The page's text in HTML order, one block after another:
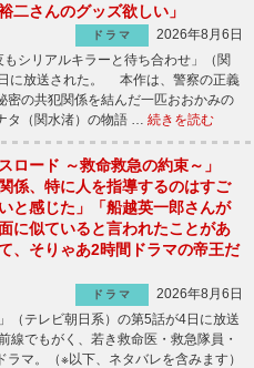
二さんのグッズ欲しい」
ドラマ
2026年8月6日
シリアルキラーと待ち合わせ」（関
に放送された。 本作は、警察の正義
密の共犯関係を結んだ一匹おおかみの
タ（関水渚）の物語 … 続きを読む
スロード ～救命救急の約束～」
関係、特に人を指導するのはすご
と感じた」「船越英一郎さんが
面に似ていると言われたことがあ
、そりゃあ2時間ドラマの帝王だ
ドラマ
2026年8月6日
（テレビ朝日系）の第5話が4日に放送
でもがく、若き救命医・救急隊員・
マ。（※以下、ネタバレを含みます）